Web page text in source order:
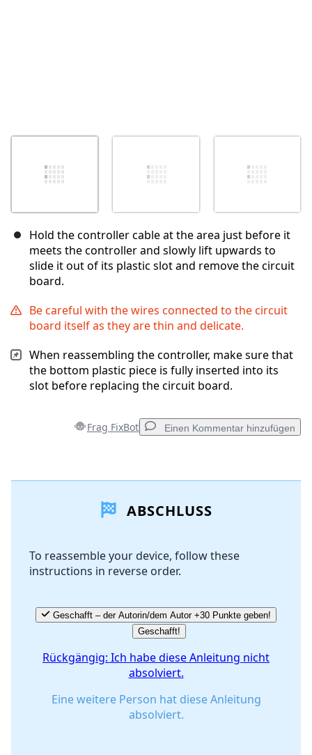
Hold the controller cable at the area just before it
meets the controller and slowly lift upwards to
slide it out of its plastic slot and remove the circuit
board.
Be careful with the wires connected to the circuit
board itself as they are thin and delicate.
When reassembling the controller, make sure that
the bottom plastic piece is fully inserted into its
slot before replacing the circuit board.
Frag FixBot Einen Kommentar hinzufügen
Kommentar hinzufügen
Abbrechen
ABSCHLUSS
To reassemble your device, follow these
instructions in reverse order.
Geschafft – der Autorin/dem Autor +30 Punkte geben!
Geschafft!
Rückgängig: Ich habe diese Anleitung nicht
absolviert.
Eine weitere Person hat diese Anleitung
absolviert.